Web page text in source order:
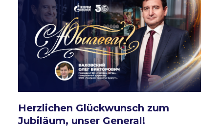
Herzlichen Glückwunsch zum
Jubiläum, unser General!